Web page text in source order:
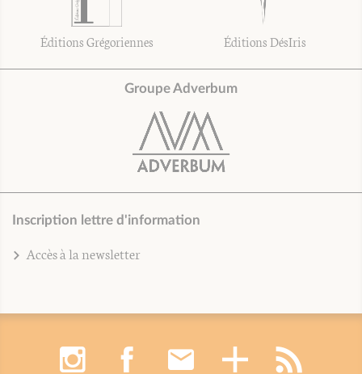
Éditions Grégoriennes Éditions DésIris
Groupe Adverbum
Inscription lettre d'information
Accès à la newsletter